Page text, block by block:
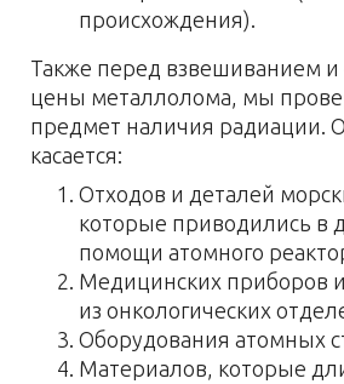
происхождения).
Также перед взвешиванием
цены металлолома, мы
предмет наличия радиации.
касается:
Отходов и деталей
которые приводились в
помощи атомного
Медицинских приборов
из онкологических
Оборудования атомных
Материалов, которые